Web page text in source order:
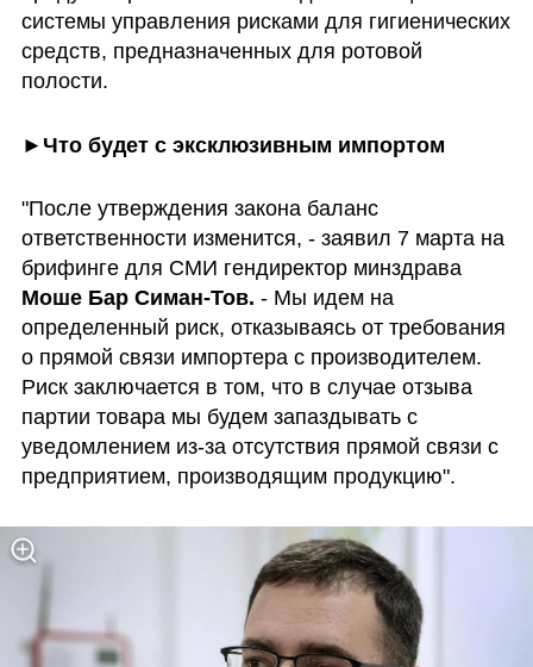
системы управления рисками для гигиенических
средств, предназначенных для ротовой
полости.
►Что будет с эксклюзивным импортом
"После утверждения закона баланс
ответственности изменится, - заявил 7 марта на
брифинге для СМИ гендиректор минздрава
Моше Бар Симан-Тов. - Мы идем на
определенный риск, отказываясь от требования
о прямой связи импортера с производителем.
Риск заключается в том, что в случае отзыва
партии товара мы будем запаздывать с
уведомлением из-за отсутствия прямой связи с
предприятием, производящим продукцию".